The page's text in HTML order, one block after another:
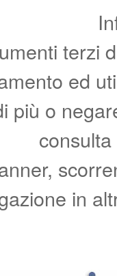
terzi
ed
più o
in